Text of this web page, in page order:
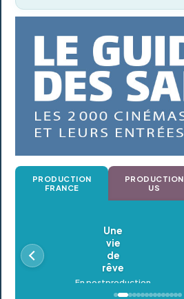
PRODUCTION
FRANCE
PRODUCTION
US
Oldeupe
En postproduction